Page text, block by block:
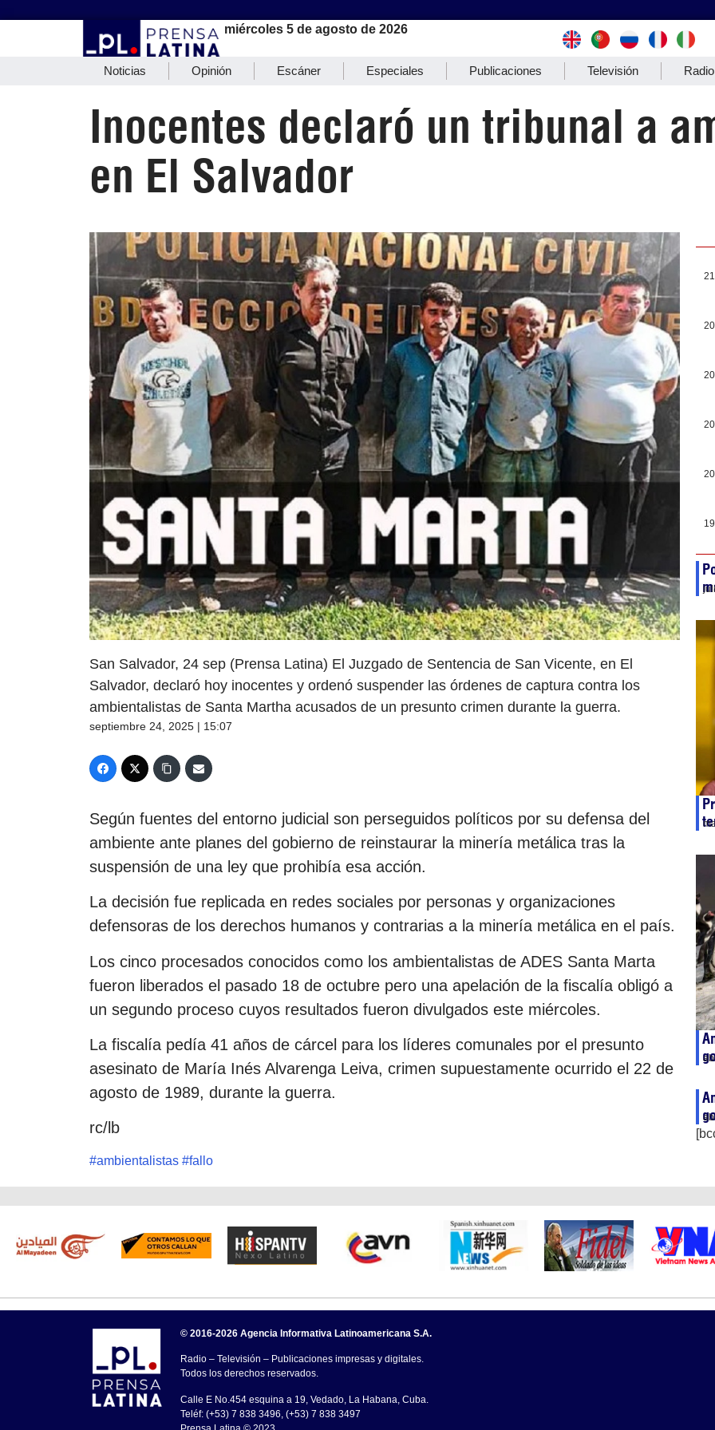
miércoles 5 de agosto de 2026
Noticias Opinión Escáner Especiales Publicaciones Televisión Radio
Inocentes declaró un tribunal a
en El Salvador
San Salvador, 24 sep (Prensa Latina) El Juzgado de Sentencia de San Vicente, en El
Salvador, declaró hoy inocentes y ordenó suspender las órdenes de captura contra los
ambientalistas de Santa Martha acusados de un presunto crimen durante la guerra.
septiembre 24, 2025 | 15:07
Según fuentes del entorno judicial son perseguidos políticos por su defensa del
ambiente ante planes del gobierno de reinstaurar la minería metálica tras la
suspensión de una ley que prohibía esa acción.
La decisión fue replicada en redes sociales por personas y organizaciones
defensoras de los derechos humanos y contrarias a la minería metálica en el país.
Los cinco procesados conocidos como los ambientalistas de ADES Santa Marta
fueron liberados el pasado 18 de octubre pero una apelación de la fiscalía obligó a
un segundo proceso cuyos resultados fueron divulgados este miércoles.
La fiscalía pedía 41 años de cárcel para los líderes comunales por el presunto
asesinato de María Inés Alvarenga Leiva, crimen supuestamente ocurrido el 22 de
agosto de 1989, durante la guerra.
rc/lb
#ambientalistas #fallo
© 2016-2026 Agencia Informativa Latinoamericana S.A.
Radio – Televisión – Publicaciones impresas y digitales.
Todos los derechos reservados.
Calle E No.454 esquina a 19, Vedado, La Habana, Cuba.
Teléf: (+53) 7 838 3496, (+53) 7 838 3497